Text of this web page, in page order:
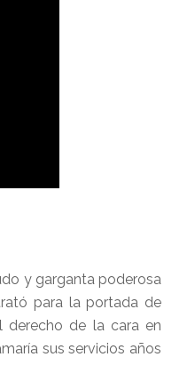
y garganta poderosa
para la portada de
derecho de la cara en
sus servicios años